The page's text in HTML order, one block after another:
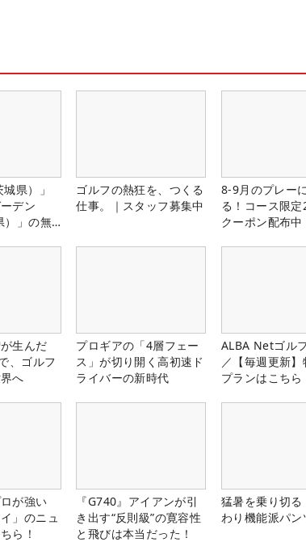
城県）」
デン
）」の無
ゴルフの熱狂を、つくる
仕事。｜スタッフ募集中
8-9月のプレー
る！コース限
クーポン配布中
生んだ
、ゴルフ
へ
プロギアの「4層フェー
ス」が切り開く高初速ド
ライバーの新時代
ALBA Netゴル
／【毎週更新
プランはこちら
が強い
」のニュ
ら！
『G740』アイアンが引
き出す“反則級”の寛容性
と飛びは本当だった！
猛暑を乗り切る
わり機能派パン